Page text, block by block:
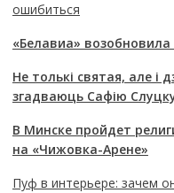
ошибиться
«Белавиа»
Не толькі святая, але і
згадваюць Сафію
В Минске пройдет
на «Чижовка-Арене»
Пуф в интерьере: зачем